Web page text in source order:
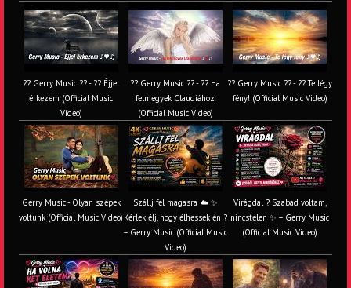
?? Gerry Music ?? - ?? Éjjel
érkezem (Official Music
Video)
?? Gerry Music ?? - ?? Ha
felmegyek Claudiához
(Official Music Video)
?? Gerry Music ?? - ?? Te légy
fény! (Official Music Video)
Gerry Music - Olyan szépek
voltunk (Official Music Video)
Szállj fel magasra ☁️ ✨
Kérlek élj, hogy élhessek én ?
– Gerry Music (Official Music
Video)
Virágdal ? Szabad voltam,
nincstelen ✨ – Gerry Music
(Official Music Video)